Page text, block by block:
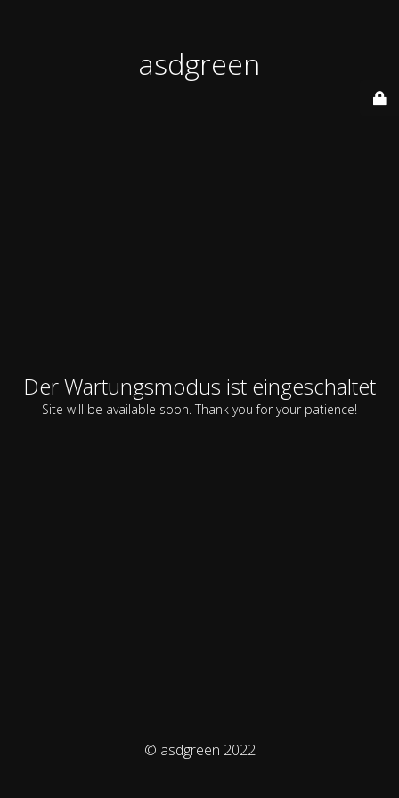
asdgreen
Der Wartungsmodus ist eingeschaltet
Site will be available soon. Thank you for your patience!
© asdgreen 2022